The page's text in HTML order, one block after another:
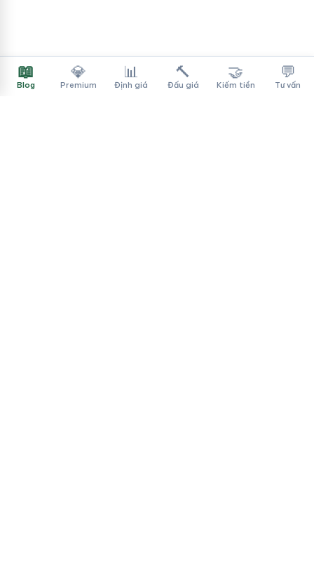
📖
Blog
💎
Premium
📊
Định giá
🔨
Đấu giá
🤝
Kiếm tiền
💬
Tư vấn